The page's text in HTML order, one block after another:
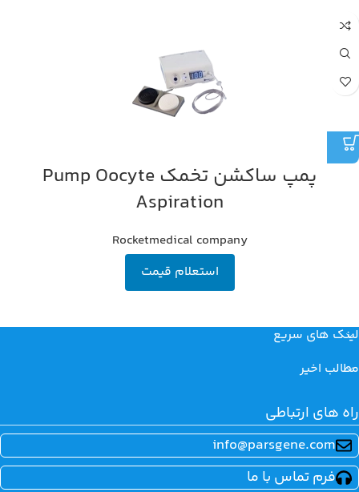
پمپ ساکشن تخمک Pump Oocyte
Aspiration
Rocketmedical company
استعلام قیمت
لینک های سریع
مطالب اخیر
راه های ارتباطی
info@parsgene.com
فرم تماس با ما